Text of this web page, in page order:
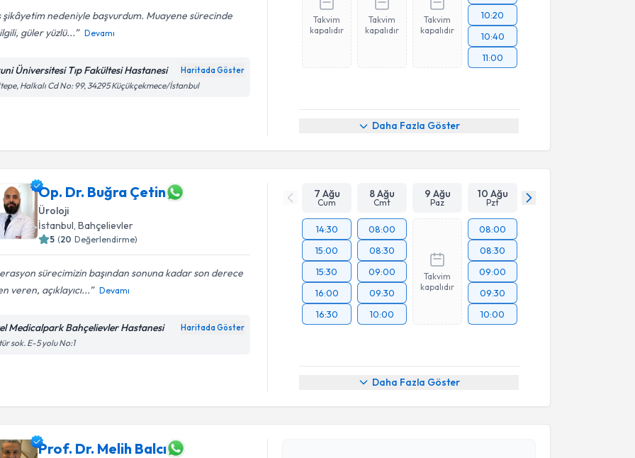
şikâyetim nedeniyle başvurdum. Muayene sürecinde
güler yüzlü...
Devamı
Üniversitesi Tıp Fakültesi Hastanesi Haritada Göster
Halkalı Cd No: 99, 34295 Küçükçekmece/İstanbul
Takvim
kapalıdır
Takvim
kapalıdır
Takvim
kapalıdır
10:20
10:40
11:00
Daha Fazla Göster
Op. Dr. Buğra Çetin
Üroloji
İstanbul , Bahçelievler
5 (20 Değerlendirme)
sürecimizin başından sonuna kadar son derece
veren, açıklayıcı...
Devamı
Medicalpark Bahçelievler Hastanesi Haritada Göster
sok. E-5 yolu No:1
7 Ağu
Cum
8 Ağu
Cmt
9 Ağu
Paz
10 Ağu
Pzt
14:30
15:00
15:30
16:00
16:30
08:00
08:30
09:00
09:30
10:00
Takvim
kapalıdır
08:00
08:30
09:00
09:30
10:00
Daha Fazla Göster
Prof. Dr. Melih Balcı
Randevu Takvimi Talebi